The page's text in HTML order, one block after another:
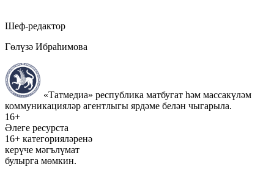
Шеф-редактор
Гөлүзә Ибраһимова
«Татмедиа» республика матбугат һәм массакүләм
коммуникацияләр агентлыгы ярдәме белән чыгарыла.
16+
Әлеге ресурста
16+ категорияләренә
керүче мәгълүмат
булырга мөмкин.